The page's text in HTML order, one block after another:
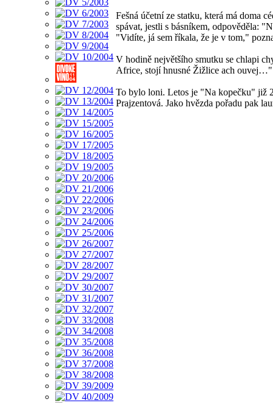
Fešná účetní ze statku, která má doma
spávat, jestli s básníkem, odpověděla:
"Vidíte, já sem říkala, že je v tom,"
V hodině největšího smutku se chlapi
Africe, stojí hnusné Žižlice ach ouvej…"
To bylo loni. Letos je "Na kopečku" již
Prajzentová. Jako hvězda pořadu pak